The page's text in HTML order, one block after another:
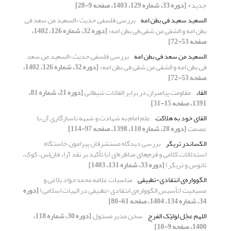
جدید+[دوره 33، شماره 129، 1403، صفحه 9-28]
السعید سعید فی بطن امه بررسی فلسفی حدیث «السعید من سعد فی
بطن امه و الشقی من شقی فی بطن امه» [دوره 32، شماره 126، 1402،
صفحه 53-72]
السعید من سعد فی بطن امه بررسی فلسفی حدیث «السعید من سعد
فی بطن امه و الشقی من شقی فی بطن امه» [دوره 32، شماره 126، 1402،
صفحه 53-72]
القاء مقاومت پیامبران در برابر القائات شیطانی [دوره 21، شماره 81،
1391، صفحه 15-31]
القای خود به هلاکت علم امام به شهادت و شبهه ناسازگاری آن با
عصمت[دوره 28، شماره 110، 1398، صفحه 97-114]
الکساندر تریگر بررسی دیدگاه مستشرقان پیرامون خاستگاه
استدلالات کلامی و فرم‌های مناظره‌ای (با تأکید بر نقد آراء فان‌اِس، کوک،
تانوس و تریگر)[دوره 33، شماره 131، 1403]
الگوواره‌ی انتقادی-تطبیقی مناسبات علامه محمدجواد بلاغی و
مسیحیت (تأسیس الگوواره‌ی انتقادی-تطبیقی در الهیات اسلامی)[دوره
34، شماره 134، 1404، صفحه 61-80]
اللهم عجّل لولیّک الفرج سخن مدیر مسئول [دوره 30، شماره 118،
1400، صفحه 9-10]